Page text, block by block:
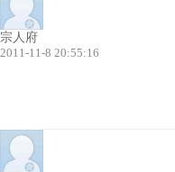
宗人府
2011-11-8 20:55:16